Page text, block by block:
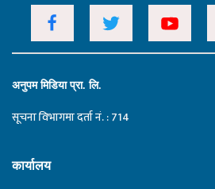
अनुपम मिडिया प्रा. लि.
सूचना विभागमा दर्ता नं. : 714
कार्यालय